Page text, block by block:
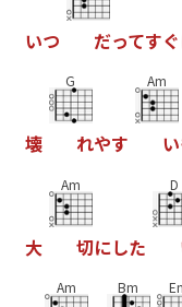
いつ だってすぐ
壊
G
れやす
Am
い
大
Am
切にした
D
Am Bm